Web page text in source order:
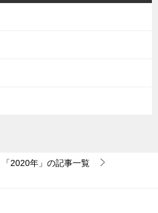
「2020年」の記事一覧